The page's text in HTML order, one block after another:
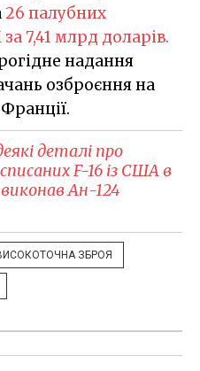
26 палубних
7,41 млрд доларів.
надання
озброєння на
деталі про
F-16 із США в
Ан-124
ЗБРОЯ